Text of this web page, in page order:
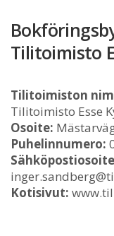
Tilitoimisto
Tilitoimiston
Tilitoimisto Esse
Osoite:
Puhelinnumero:
Kotisivut: